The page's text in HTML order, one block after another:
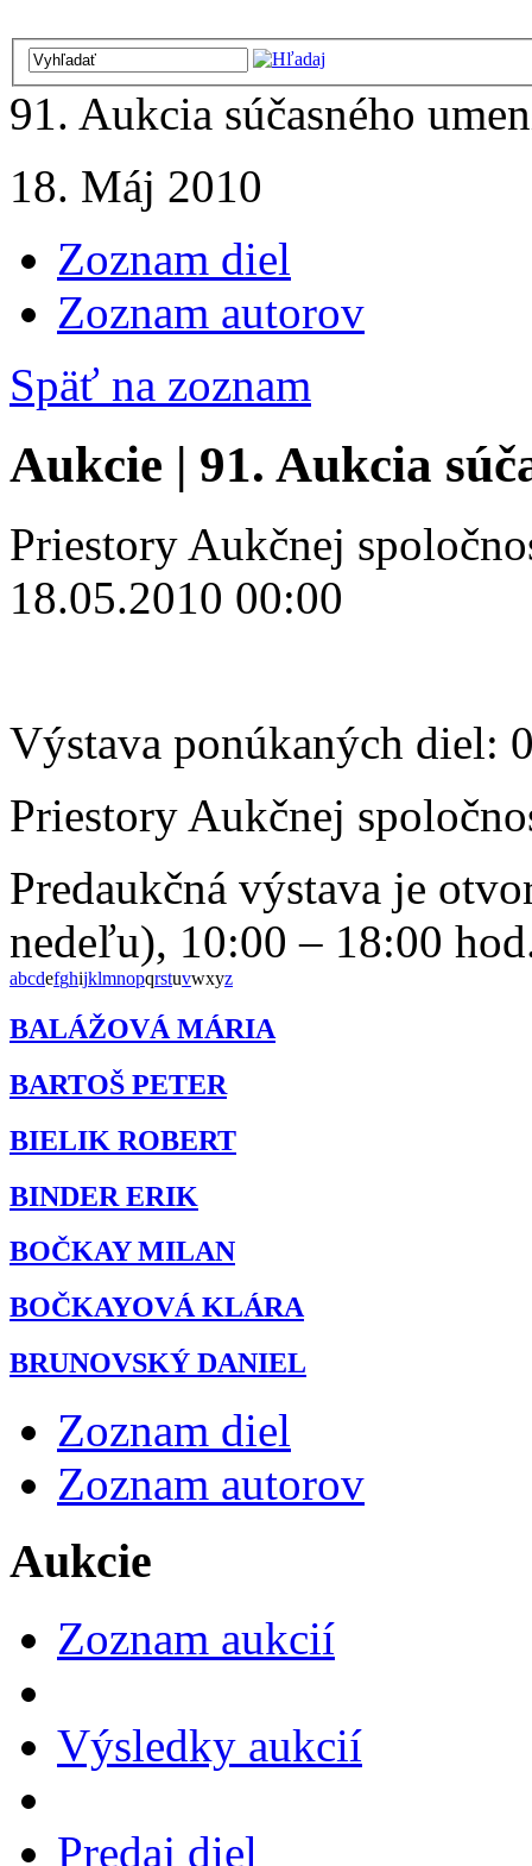
91. Aukcia súčasného
18. Máj 2010
Zoznam diel
Zoznam autorov
Späť na zoznam
Aukcie | 91. Aukcia
Priestory Aukčnej
18.05.2010 00:00
Výstava ponúkaných diel:
Priestory Aukčnej
Predaukčná výstava je
nedeľu), 10:00 – 18:00
abcdefghijklmnopqrstuvwxyz
BALÁŽOVÁ MÁRIA
BARTOŠ PETER
BIELIK ROBERT
BINDER ERIK
BOČKAY MILAN
BOČKAYOVÁ KLÁRA
BRUNOVSKÝ DANIEL
Zoznam diel
Zoznam autorov
Aukcie
Zoznam aukcií
Výsledky aukcií
Predaj diel